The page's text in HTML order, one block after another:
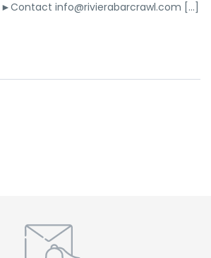
info@rivierabarcrawl.com […]